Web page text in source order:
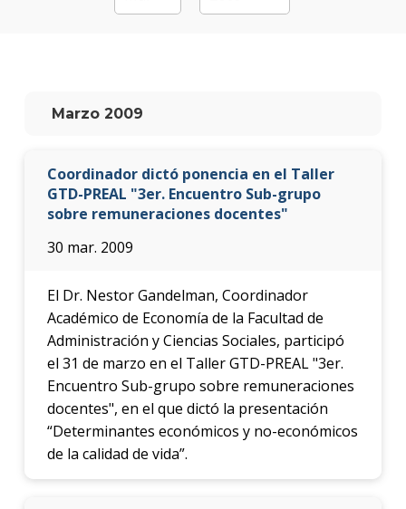
Marzo 2009
Coordinador dictó ponencia en el Taller
GTD-PREAL "3er. Encuentro Sub-grupo
sobre remuneraciones docentes"
30 mar. 2009
El Dr. Nestor Gandelman, Coordinador
Académico de Economía de la Facultad de
Administración y Ciencias Sociales, participó
el 31 de marzo en el Taller GTD-PREAL "3er.
Encuentro Sub-grupo sobre remuneraciones
docentes", en el que dictó la presentación
“Determinantes económicos y no-económicos
de la calidad de vida”.